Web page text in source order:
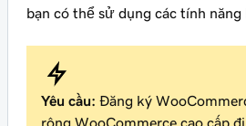
bạn có thể sử dụng các tính năng
Yêu cầu: Đăng ký
rộng WooCommerce cao cấp